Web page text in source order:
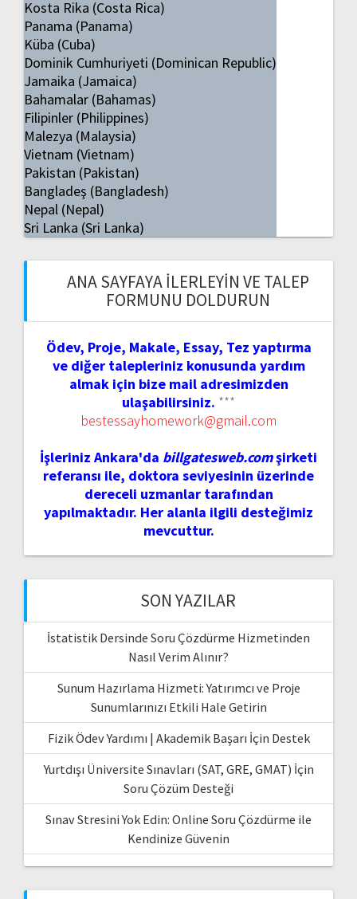
Kosta Rika (Costa Rica)
Panama (Panama)
Küba (Cuba)
Dominik Cumhuriyeti (Dominican Republic)
Jamaika (Jamaica)
Bahamalar (Bahamas)
Filipinler (Philippines)
Malezya (Malaysia)
Vietnam (Vietnam)
Pakistan (Pakistan)
Bangladeş (Bangladesh)
Nepal (Nepal)
Sri Lanka (Sri Lanka)
ANA SAYFAYA İLERLEYIN VE TALEP
FORMUNU DOLDURUN
Ödev, Proje, Makale, Essay, Tez yaptırma
ve diğer talepleriniz konusunda yardım
almak için bize mail adresimizden
ulaşabilirsiniz. ***
bestessayhomework@gmail.com
İşleriniz Ankara'da billgatesweb.comşirketi
referansı ile, doktora seviyesinin üzerinde
dereceli uzmanlar tarafından
yapılmaktadır. Her alanla ilgili desteğimiz
mevcuttur.
SON YAZILAR
İstatistik Dersinde Soru Çözdürme Hizmetinden
Nasıl Verim Alınır?
Sunum Hazırlama Hizmeti: Yatırımcı ve Proje
Sunumlarınızı Etkili Hale Getirin
Fizik Ödev Yardımı | Akademik Başarı İçin Destek
Yurtdışı Üniversite Sınavları (SAT, GRE, GMAT) İçin
Soru Çözüm Desteği
Sınav Stresini Yok Edin: Online Soru Çözdürme ile
Kendinize Güvenin